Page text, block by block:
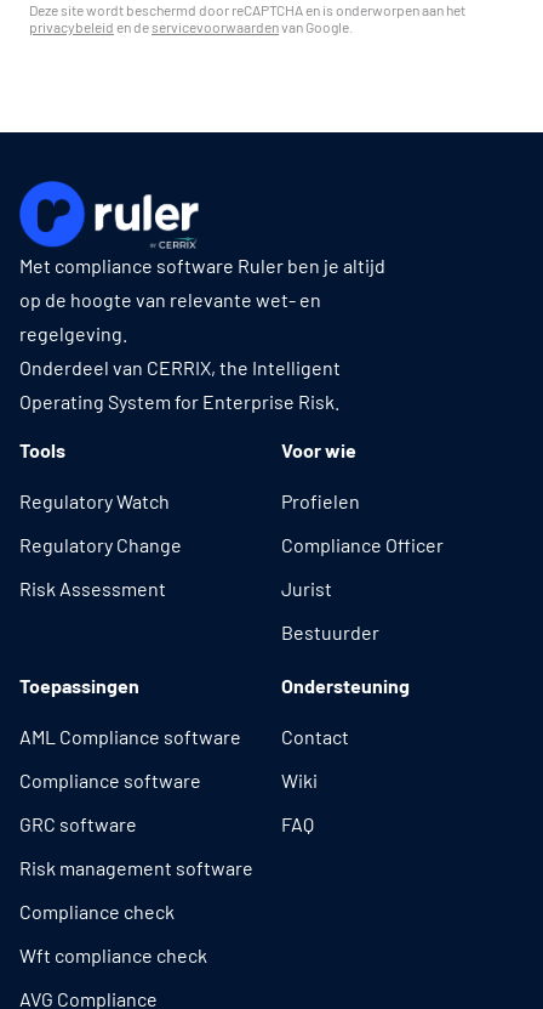
Deze site wordt beschermd door reCAPTCHA en is onderworpen aan het
privacybeleid en deservicevoorwaardenvan Google.
Met compliance software Ruler ben je altijd
op de hoogte van relevante wet- en
regelgeving.
Onderdeel van CERRIX, the Intelligent
Operating System for Enterprise Risk.
Tools
Regulatory Watch
Regulatory Change
Risk Assessment
Voor wie
Profielen
Compliance Officer
Jurist
Bestuurder
Toepassingen
AML Compliance software
Compliance software
GRC software
Risk management software
Compliance check
Wft compliance check
AVG Compliance
Ondersteuning
Contact
Wiki
FAQ